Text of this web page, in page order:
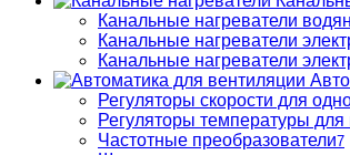
Канальные нагреватели
Канальные нагреватели
Канальные нагреватели
Регуляторы скорости для
Регуляторы температуры для
Частотные преобразователи7